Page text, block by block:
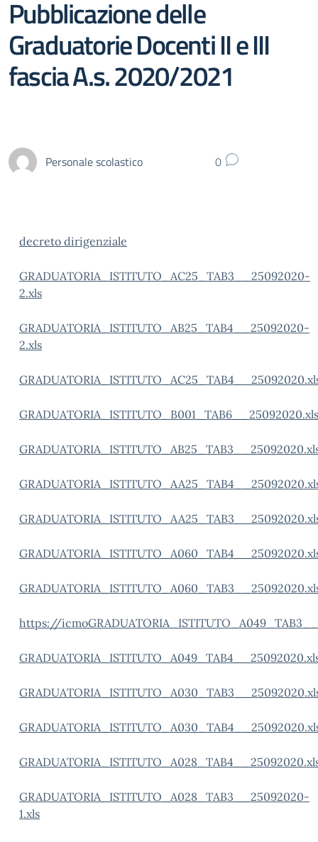
Pubblicazione delle
Graduatorie Docenti II e III
fascia A.s. 2020/2021
Personale scolastico 0
decreto dirigenziale
GRADUATORIA_ISTITUTO_AC25_TAB3__25092020-
2.xls
GRADUATORIA_ISTITUTO_AB25_TAB4__25092020-
2.xls
https://
GRADUATORIA_ISTITUTO_A028_TAB3__25092020-
1.xls